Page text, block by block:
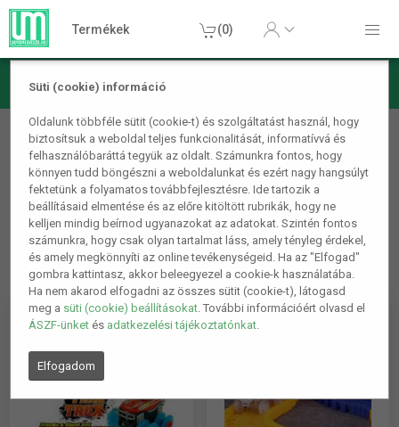
Süti (cookie) információ
Oldalunk többféle sütit (cookie-t) és szolgáltatást használ, hogy
biztosítsuk a weboldal teljes funkcionalitását, informatívvá és
felhasználóbaráttá tegyük az oldalt. Számunkra fontos, hogy
könnyen tudd böngészni a weboldalunkat és ezért nagy hangsúlyt
fektetünk a folyamatos továbbfejlesztésre. Ide tartozik a
beállításaid elmentése és az előre kitöltött rubrikák, hogy ne
kelljen mindig beírnod ugyanazokat az adatokat. Szintén fontos
számunkra, hogy csak olyan tartalmat láss, amely tényleg érdekel,
és amely megkönnyíti az online tevékenységeid. Ha az "Elfogad"
gombra kattintasz, akkor beleegyezel a cookie-k használatába.
Ha nem akarod elfogadni az összes sütit (cookie-t), látogasd
meg a süti (cookie) beállításokat. További információért olvasd el
ÁSZF-ünket és adatkezelési tájékoztatónkat.
Elfogadom
Termékek (0)
Játék, Party kellékek
Autópályák, versenypályák